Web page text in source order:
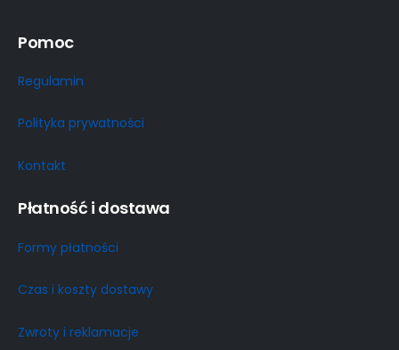
Pomoc
Regulamin
Polityka prywatności
Kontakt
Płatność i dostawa
Formy płatności
Czas i koszty dostawy
Zwroty i reklamacje